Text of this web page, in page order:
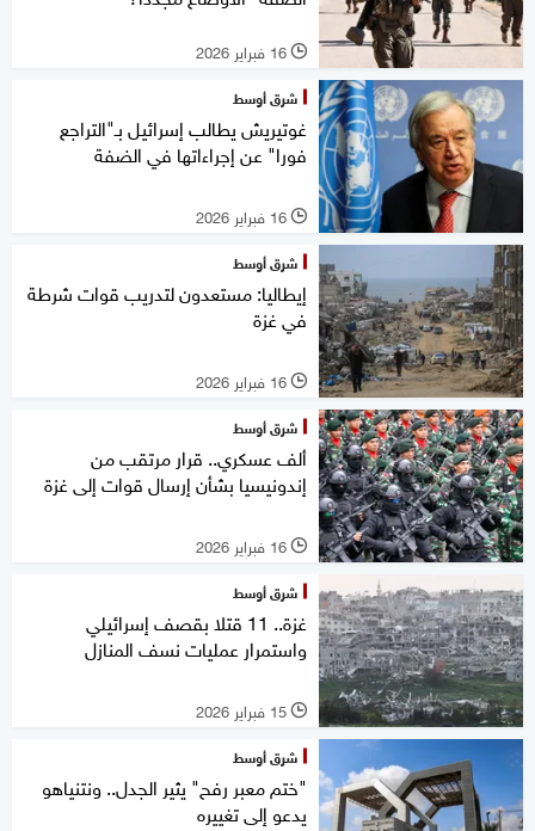
l 16 فبراير 2026
شرق أوسط
غوتيريش يطالب إسرائيل بـ"التراجع
فورا" عن إجراءاتها في الضفة
l 16 فبراير 2026
شرق أوسط
إيطاليا: مستعدون لتدريب قوات شرطة
في غزة
l 16 فبراير 2026
شرق أوسط
ألف عسكري.. قرار مرتقب من
إندونيسيا بشأن إرسال قوات إلى غزة
l 16 فبراير 2026
شرق أوسط
غزة.. 11 قتلا بقصف إسرائيلي
واستمرار عمليات نسف المنازل
l 15 فبراير 2026
شرق أوسط
"ختم معبر رفح" يثير الجدل.. ونتنياهو
يدعو إلى تغييره